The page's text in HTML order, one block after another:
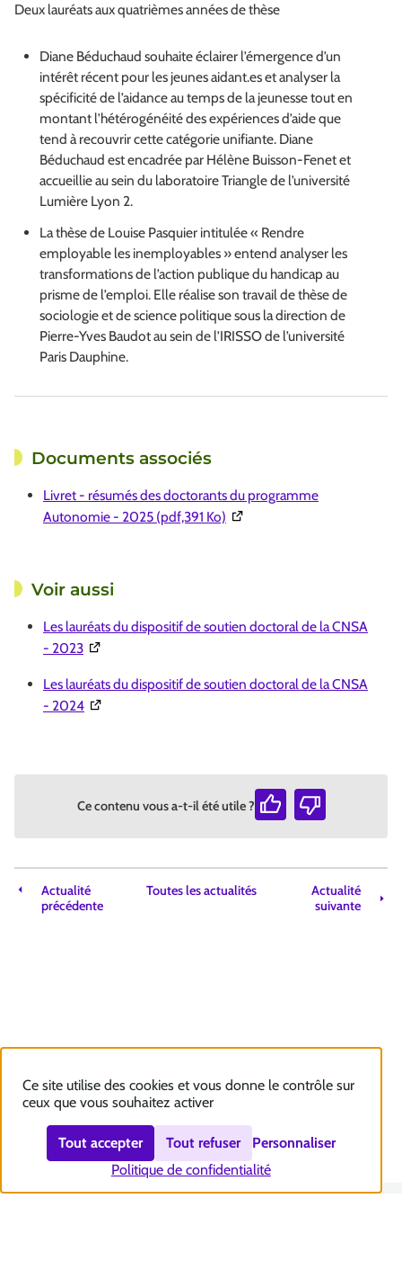
Deux lauréats aux quatrièmes années de thèse
Diane Béduchaud souhaite éclairer l’émergence d’un
intérêt récent pour les jeunes aidant.es et analyser la
spécificité de l’aidance au temps de la jeunesse tout en
montant l’hétérogénéité des expériences d’aide que
tend à recouvrir cette catégorie unifiante. Diane
Béduchaud est encadrée par Hélène Buisson-Fenet et
accueillie au sein du laboratoire Triangle de l’université
Lumière Lyon 2.
La thèse de Louise Pasquier intitulée « Rendre
employable les inemployables » entend analyser les
transformations de l’action publique du handicap au
prisme de l’emploi. Elle réalise son travail de thèse de
sociologie et de science politique sous la direction de
Pierre-Yves Baudot au sein de l’IRISSO de l’université
Paris Dauphine.
Documents associés
Livret - résumés des doctorants du programme
Autonomie - 2025 (pdf,391 Ko) (Ouverture dans une
Voir aussi
Les lauréats du dispositif de soutien doctoral de la CNSA
- 2023(Ouverture dans une nouvelle fenêtre)
Les lauréats du dispositif de soutien doctoral de la CNSA
- 2024(Ouverture dans une nouvelle fenêtre)
Ce contenu vous a-t-il été utile ?
Actualité
précédente
Toutes les actualités
Actualité
suivante
Ce site utilise des cookies et vous donne le contrôle sur
ceux que vous souhaitez activer
Tout accepter Tout refuser
Personnaliser
Politique de confidentialité